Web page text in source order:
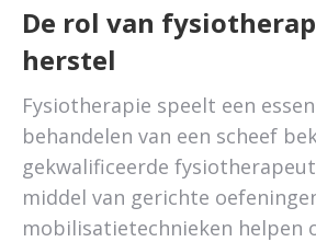
De rol van
herstel
Fysiotherapie speelt een
behandelen van een scheef
gekwalificeerde
middel van gerichte
mobilisatietechnieken helpen